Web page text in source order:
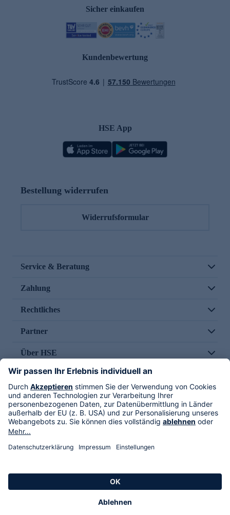
Sicher einkaufen
Kundenbewertung
HSE App
Bestellung widerrufen
Widerrufsformular
Service & Beratung
Zahlung
Rechtliches
Partner
Über HSE
Im TV
HSE International